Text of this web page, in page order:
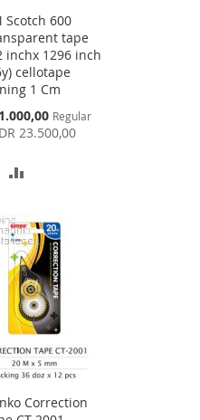
Scotch 600
tape
inchx 1296 inch
cellotape
1 Cm
Regular
23.500,00
COMPARE
Correction